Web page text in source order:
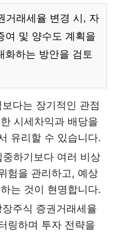
거래세율 변경 시, 자
여 및 양수도 계획을
화하는 방안을 검토
다는 장기적인 관점
시세차익과 배당을
유리할 수 있습니다.
하기보다 여러 비상
험을 관리하고, 예상
는 것이 현명합니다.
주식 증권거래세율
링하며 투자 전략을